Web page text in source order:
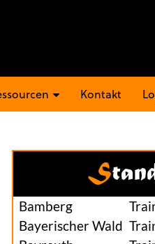
Kontakt
Bamberg
Bayerischer Wald